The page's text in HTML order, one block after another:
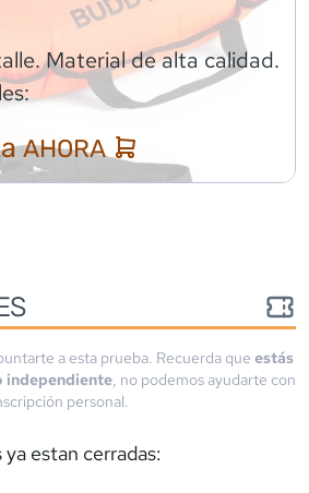
Material de alta calidad.
AHORA
a esta prueba. Recuerda que estás
independiente, no podemos ayudarte con
personal.
estan cerradas: